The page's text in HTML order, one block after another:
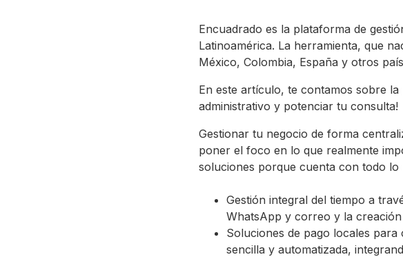
Encuadrado es la plataforma de
Latinoamérica. La herramienta, que
México, Colombia, España y otros
En este artículo, te contamos sobre
administrativo y potenciar tu consulta!
Gestionar tu negocio de forma
poner el foco en lo que realmente
soluciones porque cuenta con todo
Gestión integral del tiempo a
WhatsApp y correo y la
Soluciones de pago locales
sencilla y automatizada,